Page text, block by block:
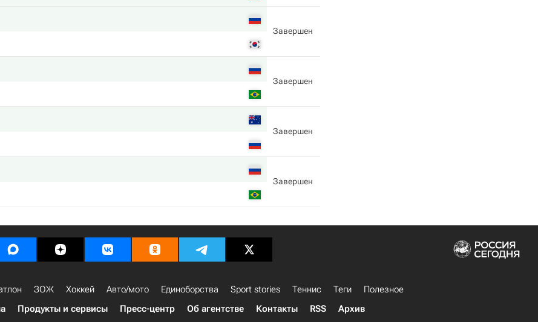
Завершен
Завершен
Завершен
Завершен
ЗОЖ Хоккей Авто/мото Единоборства Sport stories Теннис Теги
Полезное
Продукты и сервисы Пресс-центр Об агентстве Контакты RSS Архив